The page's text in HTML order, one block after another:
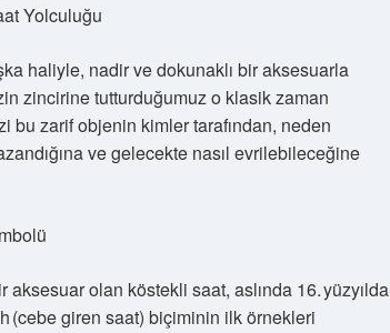
Yolculuğu
haliyle, nadir ve dokunaklı bir aksesuarla
zincirine tutturduğumuz o klasik zaman
zarif objenin kimler tarafından, neden
ve gelecekte nasıl evrilebileceğine
aksesuar olan köstekli saat, aslında 16. yüzyılda
(cebe giren saat) biçiminin ilk örnekleri